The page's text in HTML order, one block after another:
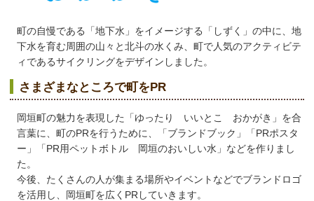
町の自慢である「地下水」をイメージする「しずく」の中に、地
下水を育む周囲の山々と北斗の水くみ、町で人気のアクティビテ
ィであるサイクリングをデザインしました。
さまざまなところで町をPR
岡垣町の魅力を表現した「ゆったり いいとこ おかがき」を合
言葉に、町のPRを行うために、「ブランドブック」「PRポスタ
ー」「PR用ペットボトル 岡垣のおいしい水」などを作りまし
た。
今後、たくさんの人が集まる場所やイベントなどでブランドロゴ
を活用し、岡垣町を広くPRしていきます。